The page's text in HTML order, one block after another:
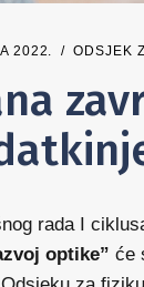
2022. ODSJEK
rada I
optike” će